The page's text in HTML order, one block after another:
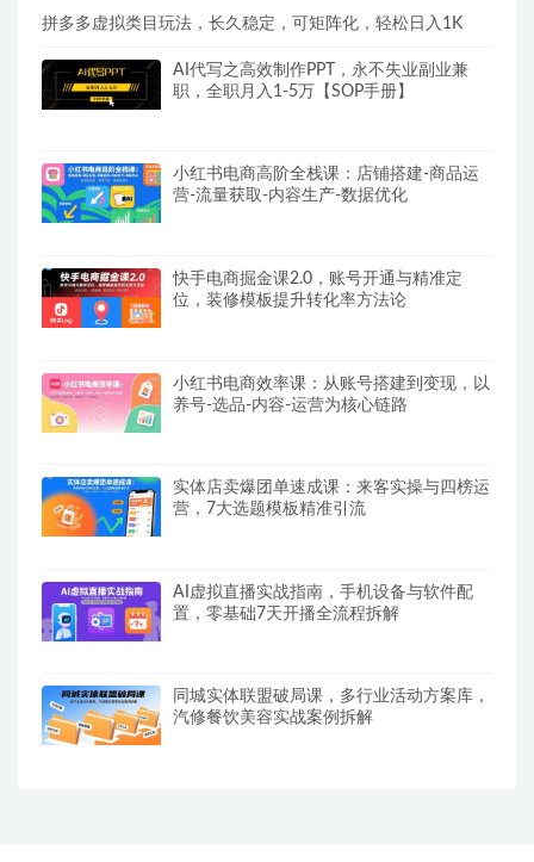
拼多多虚拟类目玩法，长久稳定，可矩阵化，轻松日入1K
AI代写之高效制作PPT，永不失业副业兼
职，全职月入1-5万【SOP手册】
小红书电商高阶全栈课：店铺搭建-商品运
营-流量获取-内容生产-数据优化
快手电商掘金课2.0，账号开通与精准定
位，装修模板提升转化率方法论
小红书电商效率课：从账号搭建到变现，以
养号-选品-内容-运营为核心链路
实体店卖爆团单速成课：来客实操与四榜运
营，7大选题模板精准引流
AI虚拟直播实战指南，手机设备与软件配
置，零基础7天开播全流程拆解
同城实体联盟破局课，多行业活动方案库，
汽修餐饮美容实战案例拆解